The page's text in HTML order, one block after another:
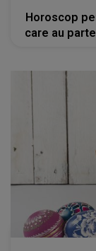
Horoscop
care au